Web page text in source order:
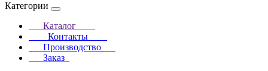
Категории
Каталог
Контакты
Производство
Заказ